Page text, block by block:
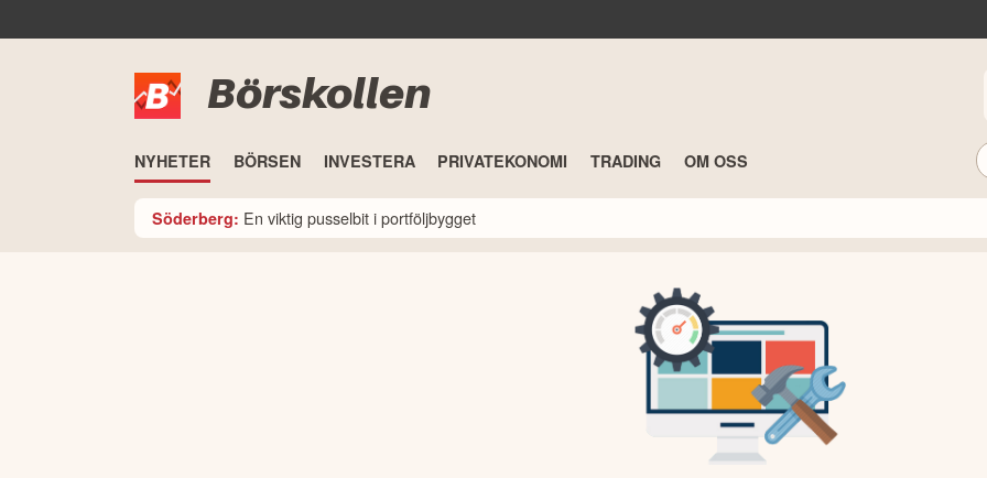
Börskollen
NYHETER BÖRSEN INVESTERA PRIVATEKONOMI TRADING OM OSS
Söderberg: En viktig pusselbit i portföljbygget